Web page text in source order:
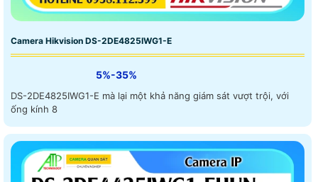
Camera Hikvision DS-2DE4825IWG1-E
5%-35%
DS-2DE4825IWG1-E mà lại một khả năng giám sát vượt trội, với
ống kính 8